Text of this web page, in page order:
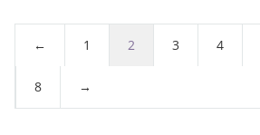
← 1 2 3 4
8 →